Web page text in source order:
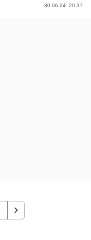
30.06.24. 20:37
Next